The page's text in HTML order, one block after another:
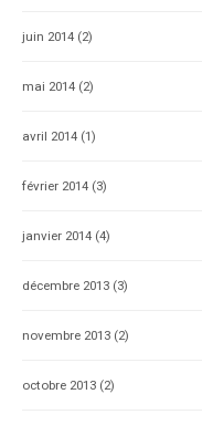
juin 2014 (2)
mai 2014 (2)
avril 2014 (1)
février 2014 (3)
janvier 2014 (4)
décembre 2013 (3)
novembre 2013 (2)
octobre 2013 (2)